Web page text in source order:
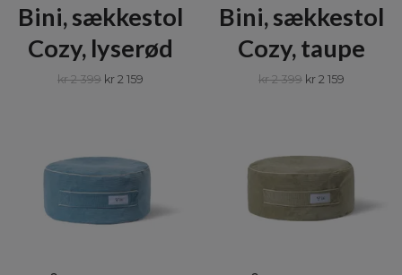
Bini, sækkestol
Cozy, lyserød
kr 2 399 kr 2 159
Bini, sækkestol
Cozy, taupe
kr 2 399 kr 2 159